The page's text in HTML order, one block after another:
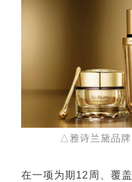
△雅诗兰黛品
在一项为期12周、覆